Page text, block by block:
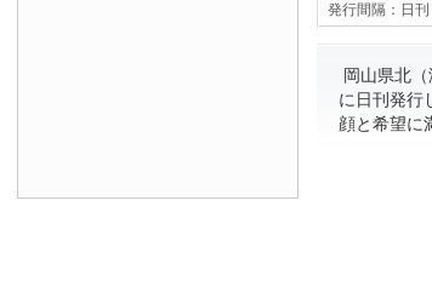
発行間隔： 日刊
岡山県北
に日刊発行
顔と希望に